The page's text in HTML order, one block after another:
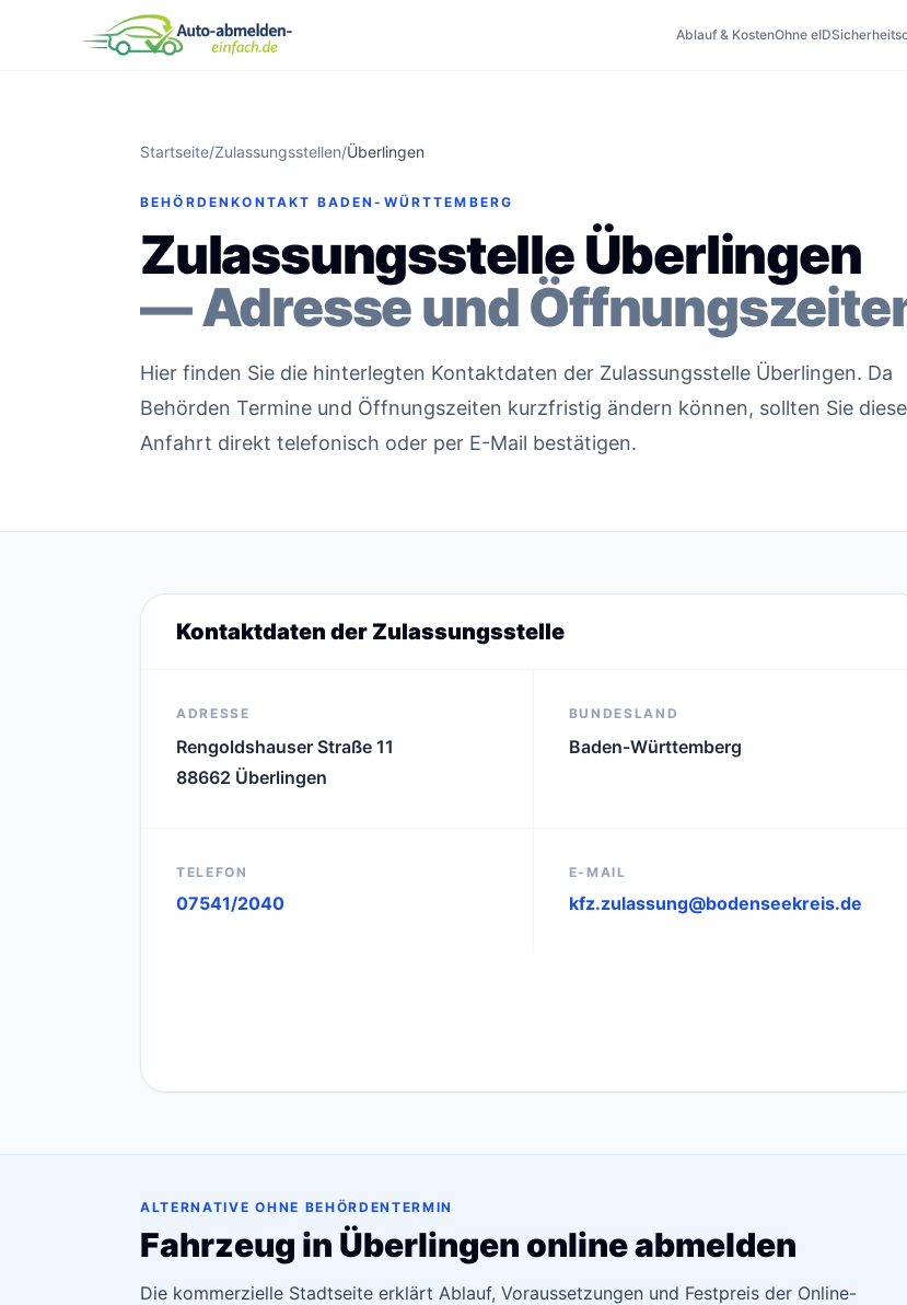
Ablauf & KostenOhne eID
Startseite/Zulassungsstellen/Überlingen
BEHÖRDENKONTAKT BADEN-WÜRTTEMBERG
Zulassungsstelle Überlingen
— Adresse und
Hier finden Sie die hinterlegten Kontaktdaten der Zulassungsstelle Überlingen. Da
Behörden Termine und Öffnungszeiten kurzfristig ändern können, sollten Sie
Anfahrt direkt telefonisch oder per E-Mail bestätigen.
Kontaktdaten der Zulassungsstelle
ADRESSE
Rengoldshauser Straße 11
88662 Überlingen
BUNDESLAND
Baden-Württemberg
TELEFON
07541/2040
E-MAIL
kfz.zulassung@bodenseekreis.de
ALTERNATIVE OHNE BEHÖRDENTERMIN
Fahrzeug in Überlingen online abmelden
Die kommerzielle Stadtseite erklärt Ablauf, Voraussetzungen und Festpreis der Online-